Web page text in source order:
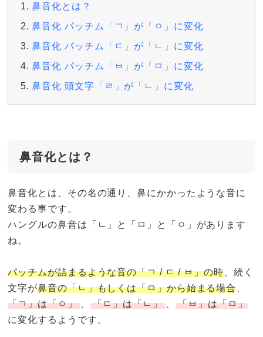
鼻音化とは？
鼻音化 パッチム「ㄱ」が「ㅇ」に変化
鼻音化 パッチム「ㄷ」が「ㄴ」に変化
鼻音化 パッチム「ㅂ」が「ㅁ」に変化
鼻音化 頭文字「ㄹ」が「ㄴ」に変化
鼻音化とは？
鼻音化とは、その名の通り、鼻にかかったような音に
変わる事です。
ハングルの鼻音は「ㄴ」と「ㅁ」と「ㅇ」があります
ね。
パッチムが詰まるような音の「ㄱ / ㄷ / ㅂ」の時、続く
文字が鼻音の「ㄴ」もしくは「ㅁ」から始まる場合
「ㄱ」は「ㅇ」、 「ㄷ」は「ㄴ」、 「ㅂ」は「ㅁ」
に変化するようです。